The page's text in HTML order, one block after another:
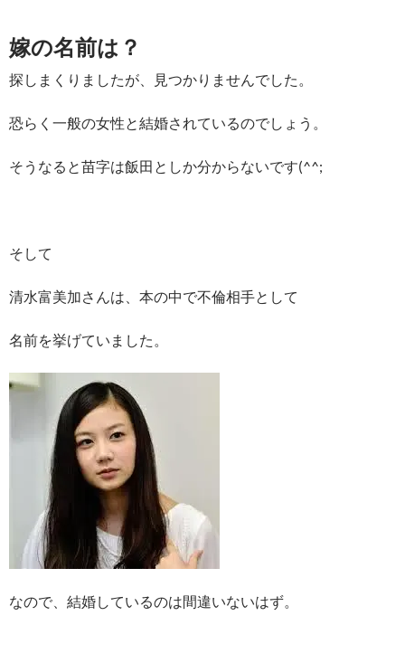
嫁の名前は？
探しまくりましたが、見つかりませんでした。
恐らく一般の女性と結婚されているのでしょう。
そうなると苗字は飯田としか分からないです(^^;
そして
清水富美加さんは、本の中で不倫相手として
名前を挙げていました。
なので、結婚しているのは間違いないはず。